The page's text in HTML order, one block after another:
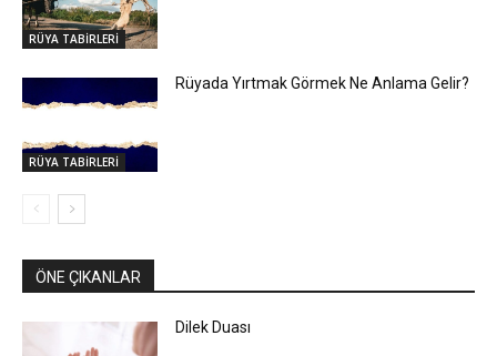
RÜYA TABİRLERİ
RÜYA TABİRLERİ
Rüyada Yırtmak Görmek Ne Anlama Gelir?
ÖNE ÇIKANLAR
Dilek Duası